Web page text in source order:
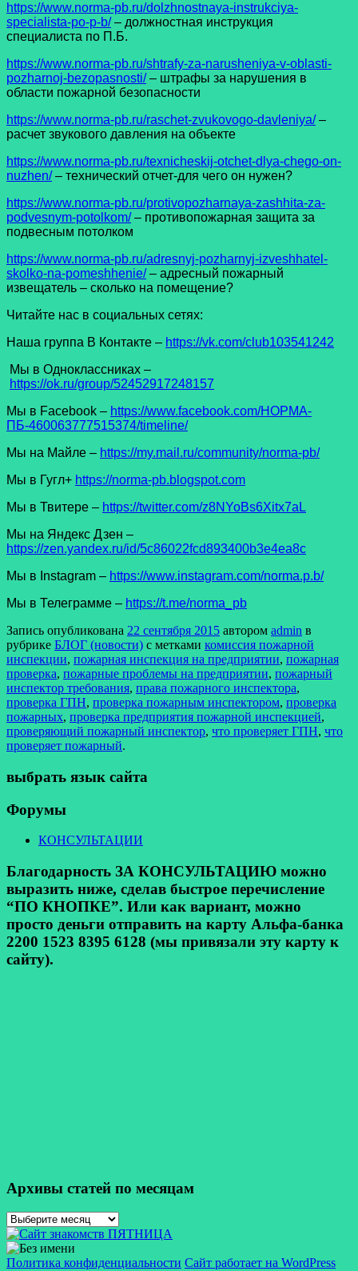
https://www.norma-pb.ru/dolzhnostnaya-instrukciya-
specialista-po-p-b/– должностная инструкция
специалиста по П.Б.
https://www.norma-pb.ru/shtrafy-za-narusheniya-v-oblasti-
pozharnoj-bezopasnosti/– штрафы за нарушения в
области пожарной безопасности
https://www.norma-pb.ru/raschet-zvukovogo-davleniya/–
расчет звукового давления на объекте
https://www.norma-pb.ru/texnicheskij-otchet-dlya-chego-on-
nuzhen/– технический отчет-для чего он нужен?
https://www.norma-pb.ru/protivopozharnaya-zashhita-za-
podvesnym-potolkom/– противопожарная защита за
подвесным потолком
https://www.norma-pb.ru/adresnyj-pozharnyj-izveshhatel-
skolko-na-pomeshhenie/– адресный пожарный
извещатель – сколько на помещение?
Читайте нас в социальных сетях:
Наша группа В Контакте – https://vk.com/club103541242
Мы в Одноклассниках –
https://ok.ru/group/52452917248157
Мы в Facеbook – https://www.facebook.com/НОРМА-
ПБ-460063777515374/timeline/
Мы на Майле – https://my.mail.ru/community/norma-pb/
Мы в Гугл+ https://norma-pb.blogspot.com
Мы в Твитере – https://twitter.com/z8NYoBs6Xitx7aL
Мы на Яндекс Дзен –
https://zen.yandex.ru/id/5c86022fcd893400b3e4ea8c
Мы в Instagram – https://www.instagram.com/norma.p.b/
Мы в Телеграмме – https://t.me/norma_pb
Запись опубликована 22 сентября 2015 автором admin в
рубрике БЛОГ (новости) с метками комиссия пожарной
инспекции, пожарная инспекция на предприятии, пожарная
проверка, пожарные проблемы на предприятии, пожарный
инспектор требования, права пожарного инспектора,
проверка ГПН, проверка пожарным инспектором, проверка
пожарных, проверка предприятия пожарной инспекцией,
проверяющий пожарный инспектор, что проверяет ГПН, что
проверяет пожарный.
выбрать язык сайта
Форумы
КОНСУЛЬТАЦИИ
Благодарность ЗА КОНСУЛЬТАЦИЮ можно
выразить ниже, сделав быстрое перечисление
“ПО КНОПКЕ”. Или как вариант, можно
просто деньги отправить на карту Альфа-банка
2200 1523 8395 6128 (мы привязали эту карту к
сайту).
Архивы статей по месяцам
Архивы
статей
по
месяцам
Политика конфиденциальности Сайт работает на WordPress